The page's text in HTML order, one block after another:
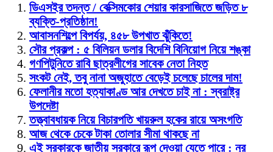
ডিএসইর তদন্ত / বেক্সিমকোর শেয়ার কারসাজিতে জড়িত ৮
ব্যক্তি-প্রতিষ্ঠান!
আবাসনশিল্পে বিপর্যয়, ৪৫৮ উপখাত ঝুঁকিতে!
সৌর প্রকল্প : ৫ বিলিয়ন ডলার বিদেশি বিনিয়োগ নিয়ে শঙ্কা
গণপিটুনিতে রাবি ছাত্রলীগের সাবেক নেতা নিহত
সংকট নেই, তবু নানা অজুহাতে বেড়েই চলেছে চালের দাম!
ফেলানীর মতো হত্যাকাণ্ড আর দেখতে চাই না : স্বরাষ্ট্র
উপদেষ্টা
তত্ত্বাবধায়ক নিয়ে বিচারপতি খায়রুল হকের রায়ে অসংগতি
আজ থেকে চেকে টাকা তোলার সীমা থাকছে না
এই সরকারকে জাতীয় সরকারে রূপ দেওয়া যেতে পারে : নুর